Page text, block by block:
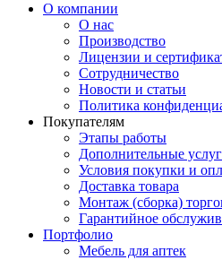
О компании
О нас
Производство
Лицензии и
Сотрудничество
Новости и статьи
Политика
Покупателям
Этапы работы
Дополнительные
Условия покупки и
Доставка товара
Монтаж (сборка)
Гарантийное
Портфолио
Мебель для аптек